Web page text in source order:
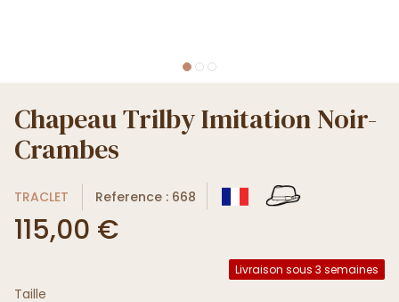
Chapeau Trilby Imitation Noir-
Crambes
TRACLET Reference : 668
115,00 €
Livraison sous 3 semaines
Taille